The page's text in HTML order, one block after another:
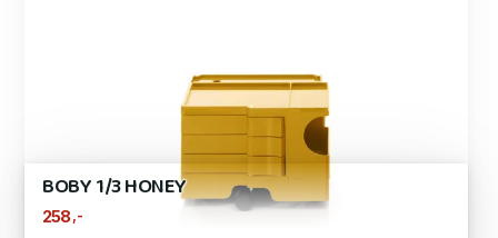
BOBY 1/3 HONEY
258,-